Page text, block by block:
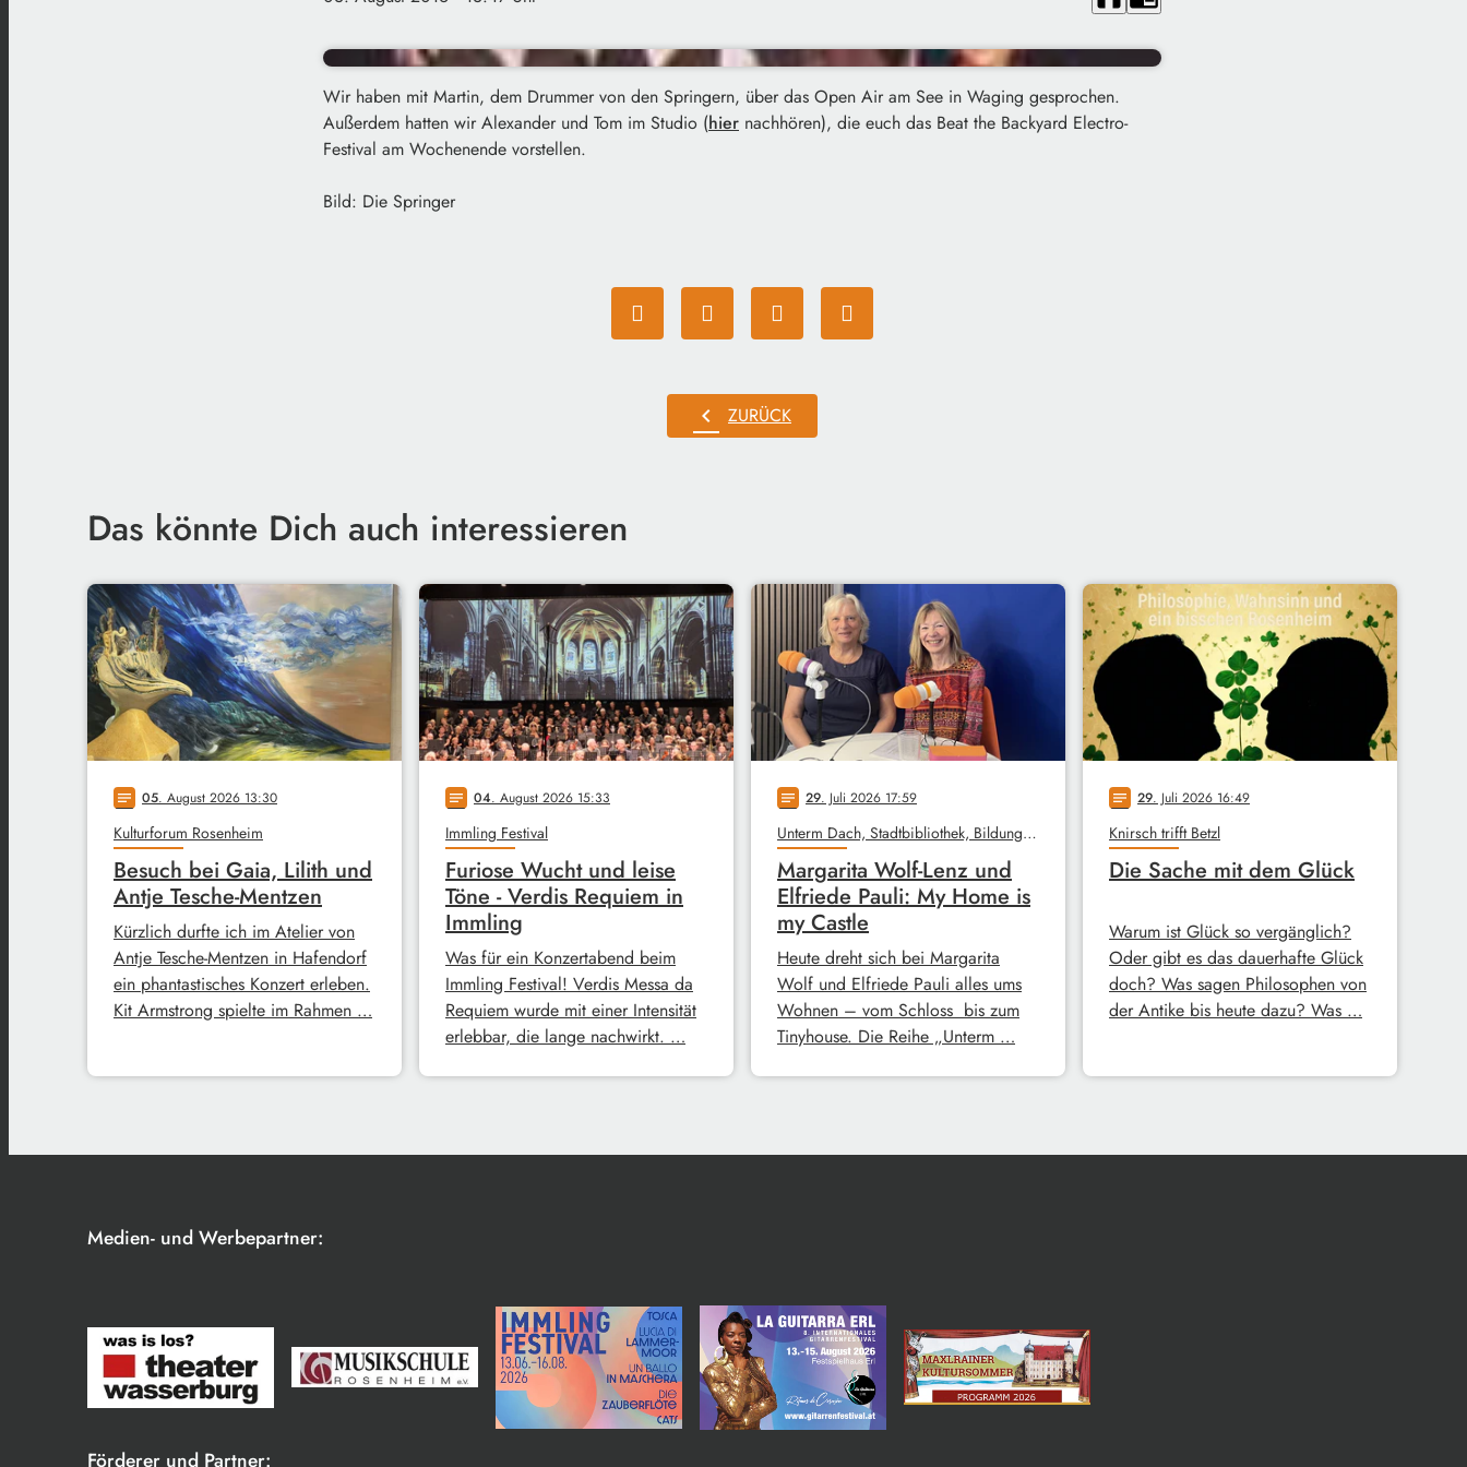
Wir haben mit Martin, dem Drummer von den Springern, über das Open Air am See in Waging gesprochen.
Außerdem hatten wir Alexander und Tom im Studio (hier nachhören), die euch das Beat the Backyard Electro-
Festival am Wochenende vorstellen.
Bild: Die Springer
chevron_left ZURÜCK
Das könnte Dich auch interessieren
notes 05. August 2026 13:30
Kulturforum Rosenheim
Besuch bei Gaia, Lilith und
Antje Tesche-Mentzen
Kürzlich durfte ich im Atelier von
Antje Tesche-Mentzen in Hafendorf
ein phantastisches Konzert erleben.
Kit Armstrong spielte im Rahmen …
notes 04. August 2026 15:33
Immling Festival
Furiose Wucht und leise
Töne - Verdis Requiem in
Immling
Was für ein Konzertabend beim
Immling Festival! Verdis Messa da
Requiem wurde mit einer Intensität
erlebbar, die lange nachwirkt. …
notes 29. Juli 2026 17:59
Unterm Dach, Stadtbibliothek, Bildungswerk
Margarita Wolf-Lenz und
Elfriede Pauli: My Home is
my Castle
Heute dreht sich bei Margarita
Wolf und Elfriede Pauli alles ums
Wohnen – vom Schloss bis zum
Tinyhouse. Die Reihe „Unterm …
notes 29. Juli 2026 16:49
Knirsch trifft Betzl
Die Sache mit dem Glück
Warum ist Glück so vergänglich?
Oder gibt es das dauerhafte Glück
doch? Was sagen Philosophen von
der Antike bis heute dazu? Was …
Medien- und Werbepartner:
Förderer und Partner: